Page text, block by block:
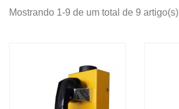
Mostrando 1-9 de um total de 9 artigo(s)